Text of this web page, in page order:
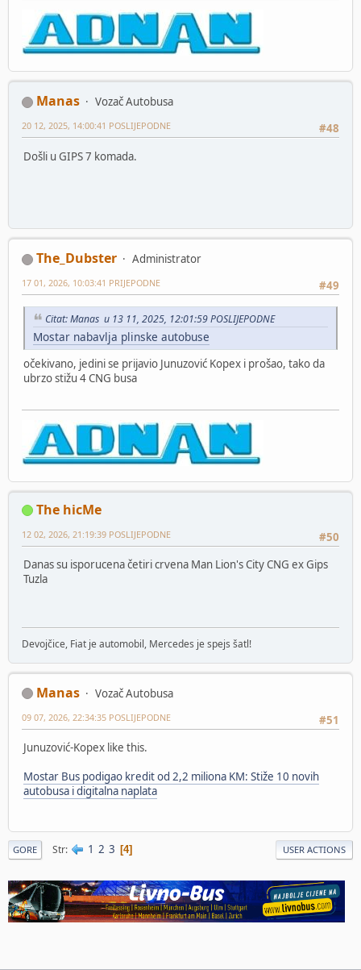
Manas
Vozač Autobusa
#48
20 12, 2025, 14:00:41 POSLIJEPODNE
Došli u GIPS 7 komada.
The_Dubster
Administrator
#49
17 01, 2026, 10:03:41 PRIJEPODNE
Citat: Manas u 13 11, 2025, 12:01:59 POSLIJEPODNE
Mostar nabavlja plinske autobuse
očekivano, jedini se prijavio Junuzović Kopex i prošao, tako da
ubrzo stižu 4 CNG busa
The hicMe
#50
12 02, 2026, 21:19:39 POSLIJEPODNE
Danas su isporucena četiri crvena Man Lion's City CNG ex Gips
Tuzla
Devojčice, Fiat je automobil, Mercedes je spejs šatl!
Manas
Vozač Autobusa
#51
09 07, 2026, 22:34:35 POSLIJEPODNE
Junuzović-Kopex like this.
Mostar Bus podigao kredit od 2,2 miliona KM: Stiže 10 novih
autobusa i digitalna naplata
GORE Str 1 2 3 4 USER ACTIONS